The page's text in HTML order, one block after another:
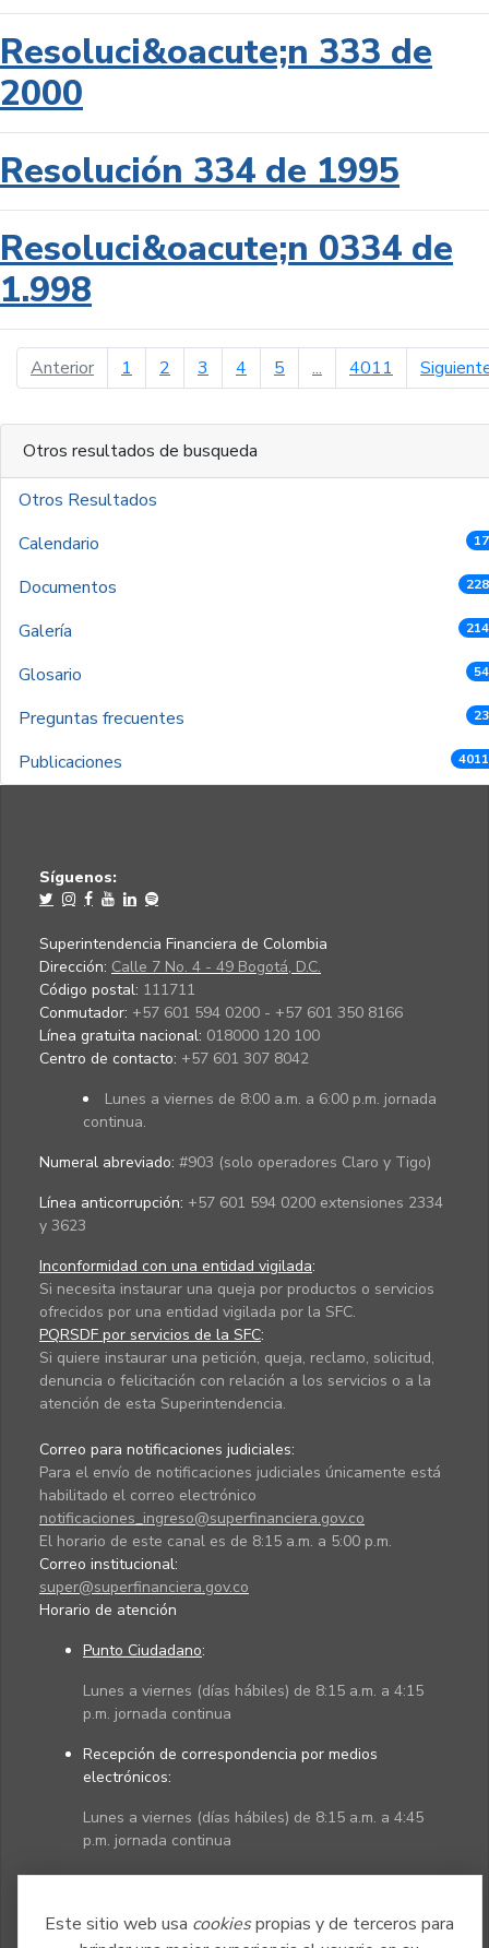
Este sitio web usa cookiespropias y de terceros para
Resoluci&oacute;n 333 de
2000
Resolución 334 de 1995
Resoluci&oacute;n 0334 de
1.998
Anteriorpágina anterior
1 2 3 4 5 ... 4011
Otros resultados de busqueda
Otros Resultados
Calendario
Documentos
Galería
Glosario
Preguntas frecuentes
Publicaciones
Síguenos:
Superintendencia Financiera de Colombia
Dirección: Calle 7 No. 4 - 49 Bogotá, D.C.
Código postal: 111711
Conmutador: +57 601 594 0200 - +57 601 350 8166
Línea gratuita nacional: 018000 120 100
Centro de contacto: +57 601 307 8042
Lunes a viernes de 8:00 a.m. a 6:00 p.m. jornada
continua.
Numeral abreviado: #903 (solo operadores Claro y Tigo)
Línea anticorrupción: +57 601 594 0200 extensiones 2334
y 3623
Inconformidad con una entidad vigilada:
Si necesita instaurar una queja por productos o servicios
ofrecidos por una entidad vigilada por la SFC.
PQRSDF por servicios de la SFC:
Si quiere instaurar una petición, queja, reclamo, solicitud,
denuncia o felicitación con relación a los servicios o a la
atención de esta Superintendencia.
Correo para notificaciones judiciales:
Para el envío de notificaciones judiciales únicamente está
habilitado el correo electrónico
notificaciones_ingreso@superfinanciera.gov.co
El horario de este canal es de 8:15 a.m. a 5:00 p.m.
Correo institucional:
super@superfinanciera.gov.co
Horario de atención
Punto Ciudadano:
Lunes a viernes (días hábiles) de 8:15 a.m. a 4:15
p.m. jornada continua
Recepción de correspondencia por medios
electrónicos:
Lunes a viernes (días hábiles) de 8:15 a.m. a 4:45
p.m. jornada continua